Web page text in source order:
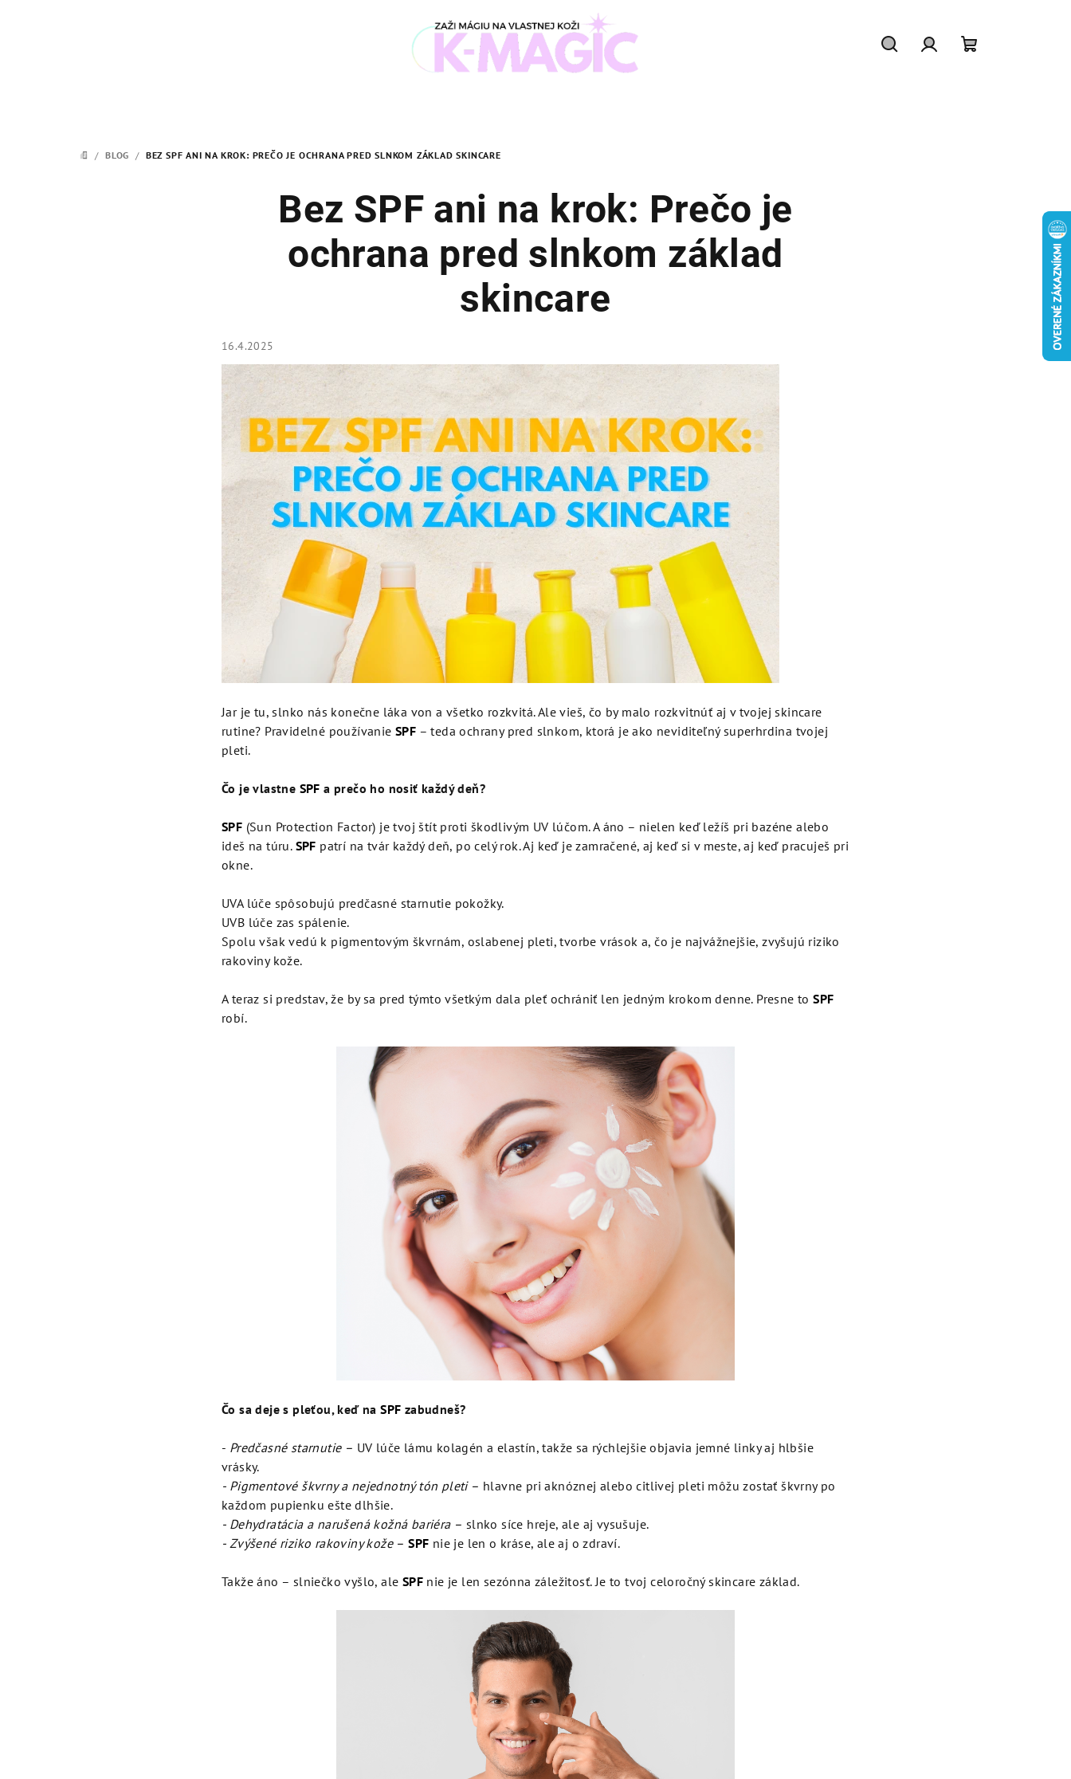
DOMOV
/ BLOG / BEZ SPF ANI NA KROK: PREČO JE OCHRANA PRED SLNKOM ZÁKLAD SKINCARE
Bez SPF ani na krok: Prečo je
ochrana pred slnkom základ
skincare
16.4.2025
Jar je tu, slnko nás konečne láka von a všetko rozkvitá. Ale vieš, čo by malo rozkvitnúť aj v tvojej skincare
rutine? Pravidelné používanie SPF – teda ochrany pred slnkom, ktorá je ako neviditeľný superhrdina tvojej
pleti.
Čo je vlastne SPF a prečo ho nosiť každý deň?
SPF (Sun Protection Factor) je tvoj štít proti škodlivým UV lúčom. A áno – nielen keď ležíš pri bazéne alebo
ideš na túru. SPF patrí na tvár každý deň, po celý rok. Aj keď je zamračené, aj keď si v meste, aj keď pracuješ pri
okne.
UVA lúče spôsobujú predčasné starnutie pokožky.
UVB lúče zas spálenie.
Spolu však vedú k pigmentovým škvrnám, oslabenej pleti, tvorbe vrások a, čo je najvážnejšie, zvyšujú riziko
rakoviny kože.
A teraz si predstav, že by sa pred týmto všetkým dala pleť ochrániť len jedným krokom denne. Presne toSPF
robí.
Čo sa deje s pleťou, keď naSPF zabudneš?
- Predčasné starnutie – UV lúče lámu kolagén a elastín, takže sa rýchlejšie objavia jemné linky aj hlbšie
vrásky.
- Pigmentové škvrny a nejednotný tón pleti – hlavne pri aknóznej alebo citlivej pleti môžu zostať škvrny po
každom pupienku ešte dlhšie.
- Dehydratácia a narušená kožná bariéra – slnko síce hreje, ale aj vysušuje.
- Zvýšené riziko rakoviny kože – SPF nie je len o kráse, ale aj o zdraví.
Takže áno – slniečko vyšlo, ale SPF nie je len sezónna záležitosť. Je to tvoj celoročný skincare základ.